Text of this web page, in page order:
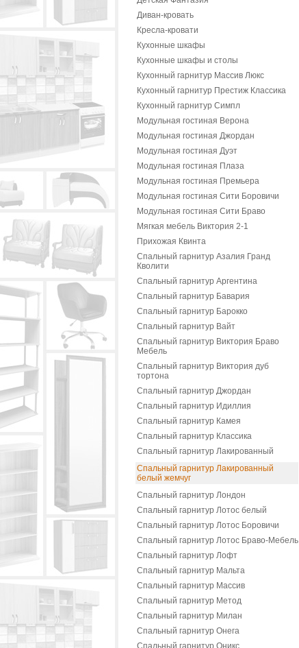
Диван-кровать
Кресла-кровати
Кухонные шкафы
Кухонные шкафы и столы
Кухонный гарнитур Массив Люкс
Кухонный гарнитур Престиж Классика
Кухонный гарнитур Симпл
Модульная гостиная Верона
Модульная гостиная Джордан
Модульная гостиная Дуэт
Модульная гостиная Плаза
Модульная гостиная Премьера
Модульная гостиная Сити Боровичи
Модульная гостиная Сити Браво
Мягкая мебель Виктория 2-1
Прихожая Квинта
Спальный гарнитур Азалия Гранд
Кволити
Спальный гарнитур Аргентина
Спальный гарнитур Бавария
Спальный гарнитур Барокко
Спальный гарнитур Вайт
Спальный гарнитур Виктория Браво
Мебель
Спальный гарнитур Виктория дуб
тортона
Спальный гарнитур Джордан
Спальный гарнитур Идиллия
Спальный гарнитур Камея
Спальный гарнитур Классика
Спальный гарнитур Лакированный
Спальный гарнитур Лакированный
белый жемчуг
Спальный гарнитур Лондон
Спальный гарнитур Лотос белый
Спальный гарнитур Лотос Боровичи
Спальный гарнитур Лотос Браво-Мебель
Спальный гарнитур Лофт
Спальный гарнитур Мальта
Спальный гарнитур Массив
Спальный гарнитур Метод
Спальный гарнитур Милан
Спальный гарнитур Онега
Спальный гарнитур Оникс